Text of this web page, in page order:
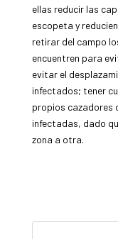
ellas reducir las
escopeta y
retirar del campo
encuentren para
evitar el
infectados; tener
propios cazadores
infectadas, dado
zona a otra.